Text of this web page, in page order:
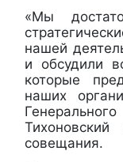
«Мы
нашей
и обсудили
которые
наших
совещания.